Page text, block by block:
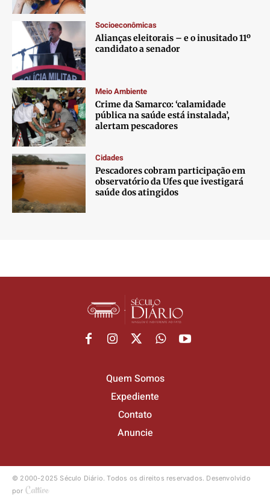
Socioeconômicas
Alianças eleitorais – e o inusitado 11º
candidato a senador
Meio Ambiente
Crime da Samarco: ‘calamidade
pública na saúde está instalada’,
alertam pescadores
Cidades
Pescadores cobram participação em
observatório da Ufes que ivestigará
saúde dos atingidos
Quem Somos
Expediente
Contato
Anuncie
© 2000-2025 Século Diário.Todos os direitos reservados. Desenvolvido
por